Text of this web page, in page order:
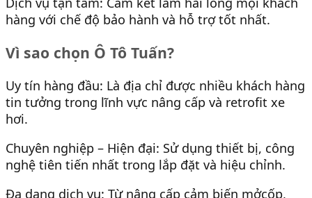
hàng với chế độ bảo hành và hỗ trợ tốt nhất.
Vì sao chọn Ô Tô Tuấn?
Uy tín hàng đầu: Là địa chỉ được nhiều khách hàng
tin tưởng trong lĩnh vực nâng cấp và retrofit xe
hơi.
Chuyên nghiệp – Hiện đại: Sử dụng thiết bị, công
nghệ tiên tiến nhất trong lắp đặt và hiệu chỉnh.
Đa dạng dịch vụ: Từ nâng cấp cảm biến mởcốp,